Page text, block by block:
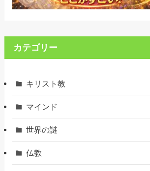
カテゴリー
キリスト教
マインド
世界の謎
仏教